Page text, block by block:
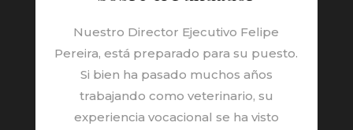
Nuestro Director Ejecutivo Felipe
Pereira, está preparado para su puesto.
Si bien ha pasado muchos años
trabajando como veterinario, su
experiencia vocacional se ha visto